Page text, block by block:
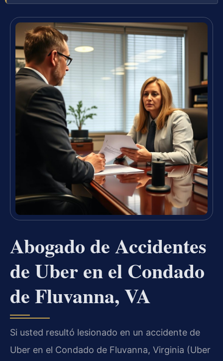
Abogado de Accidentes
de Uber en el Condado
de Fluvanna, VA
Si usted resultó lesionado en un accidente de
Uber en el Condado de Fluvanna, Virginia (Uber